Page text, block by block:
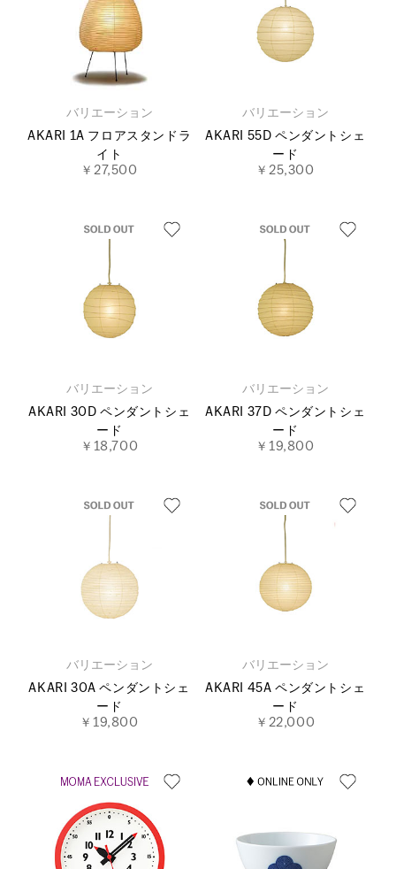
バリエーション
AKARI 1A フロアスタンドラ
イト
￥27,500
バリエーション
AKARI 55D ペンダントシェ
ード
￥25,300
バリエーション
AKARI 30D ペンダントシェ
ード
￥18,700
バリエーション
AKARI 37D ペンダントシェ
ード
￥19,800
バリエーション
AKARI 30A ペンダントシェ
ード
￥19,800
バリエーション
AKARI 45A ペンダントシェ
ード
￥22,000